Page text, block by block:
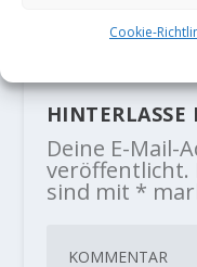
Cookie-
Deine E-Mail-
veröffentlicht.
sind mit *